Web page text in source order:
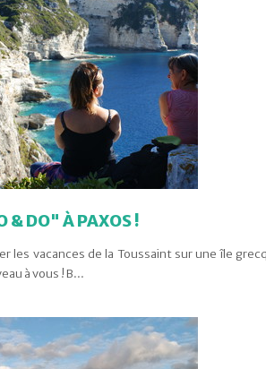
& DO" À PAXOS !
les vacances de la Toussaint sur une île
à vous ! B...